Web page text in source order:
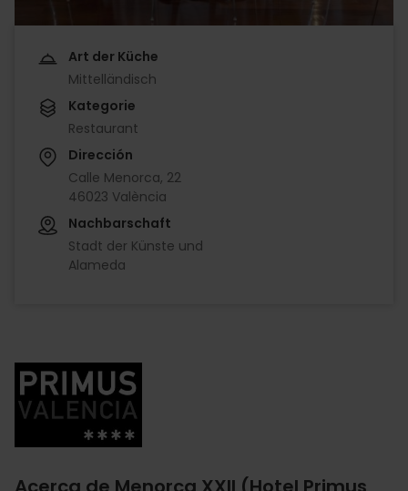
Art der Küche
Mittelländisch
Kategorie
Restaurant
Dirección
Calle Menorca, 22
46023 València
Nachbarschaft
Stadt der Künste und
Alameda
Imagen